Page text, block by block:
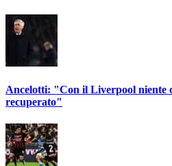
Ancelotti: "Con il Liverpool niente
recuperato"